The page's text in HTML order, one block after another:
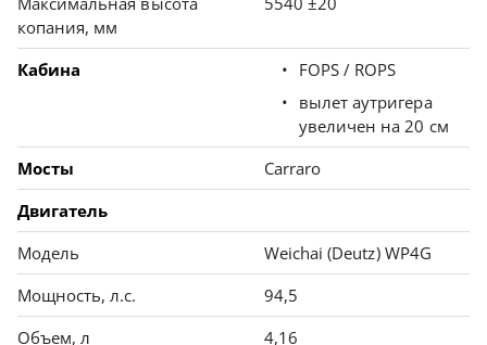
копания, мм
Кабина
FOPS / ROPS
вылет аутригера
увеличен на 20 см
Мосты
Carraro
Двигатель
Модель
Weichai (Deutz) WP4G
Мощность, л.с.
94,5
Объем, л
4,16